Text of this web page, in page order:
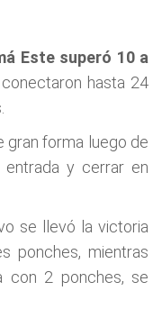
Este superó 10 a
hasta 24
gran forma luego de
y cerrar en
se llevó la victoria
ponches, mientras
con 2 ponches, se